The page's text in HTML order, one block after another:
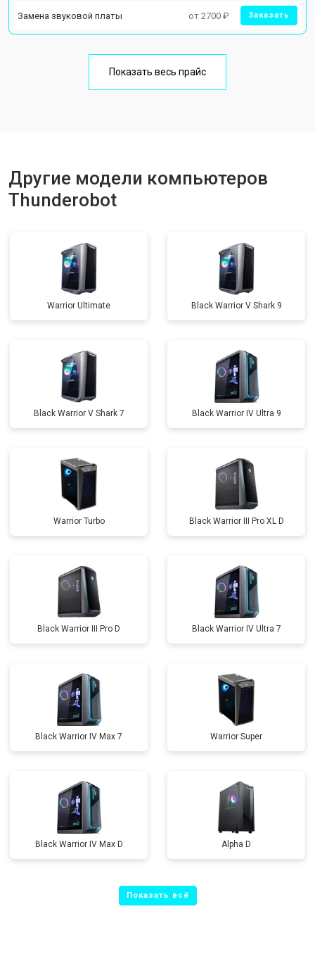
Замена звуковой платы от 2700 ₽ Заказать
Показать весь прайс
Другие модели компьютеров
Thunderobot
Warrior Ultimate Black Warrior V Shark 9
Black Warrior V Shark 7 Black Warrior IV Ultra 9
Warrior Turbo Black Warrior III Pro XL D
Black Warrior III Pro D Black Warrior IV Ultra 7
Black Warrior IV Max 7 Warrior Super
Black Warrior IV Max D Alpha D